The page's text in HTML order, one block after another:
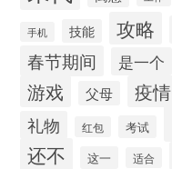
手机 技能 攻略
春节期间 是一个
游戏 父母 疫情
礼物 红包 考试
还不 这一 适合